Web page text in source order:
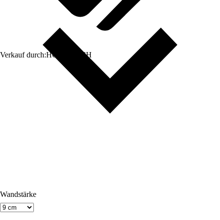
Verkauf durch:HORNBACH
Wandstärke